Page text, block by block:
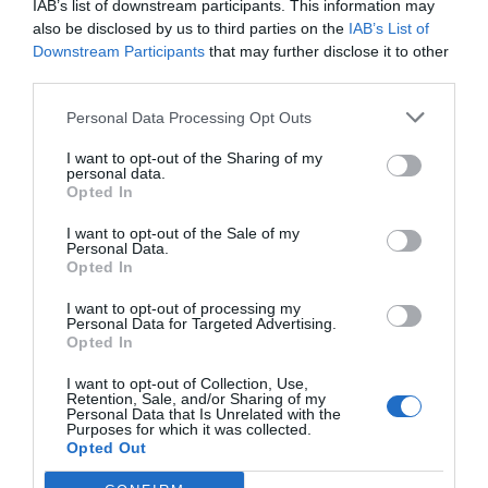
IAB’s list of downstream participants. This information may
also be disclosed by us to third parties on the IAB’s List of
Downstream Participants that may further disclose it to other
Personal Data Processing Opt Outs
I want to opt-out of the Sharing of my
personal data.
Opted In
I want to opt-out of the Sale of my
Personal Data.
Opted In
I want to opt-out of processing my
Personal Data for Targeted Advertising.
Opted In
I want to opt-out of Collection, Use,
Retention, Sale, and/or Sharing of my
Personal Data that Is Unrelated with the
Purposes for which it was collected.
Opted Out
la informació intencional que beneficia a ambdues
parts: la companyia que adquireix rellevància i el
mitjà que accedeix a notícies per als seus lectors.
Comunitat Valenciana. Amb empreses que
facturen milions d'euros. Que innoven i són líders
no només nacionals sinó internacionals en els
seus camps. Que han aconseguit mantenir
ocasions desmesurat. I que, moltes vegades, fan
les coses millor que altres firmes amb major
renom.
No obstant això, si li pregunto a la majoria dels
meus amics a què es dediquen Istobal, Grupo